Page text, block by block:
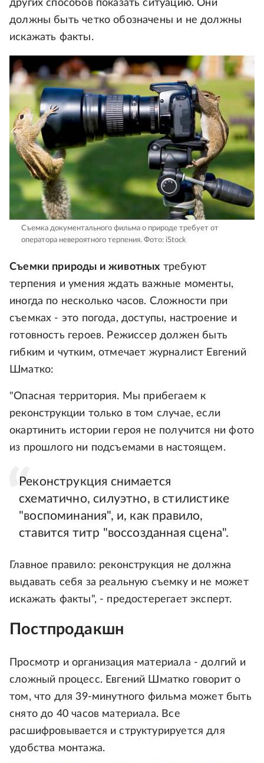
других способов показать ситуацию. Они
должны быть четко обозначены и не должны
искажать факты.
Съемка документального фильма о природе требует от
оператора невероятного терпения. Фото: iStock
Съемки природы и животных требуют
терпения и умения ждать важные моменты,
иногда по несколько часов. Сложности при
съемках - это погода, доступы, настроение и
готовность героев. Режиссер должен быть
гибким и чутким, отмечает журналист Евгений
Шматко:
"Опасная территория. Мы прибегаем к
реконструкции только в том случае, если
окартинить истории героя не получится ни фото
из прошлого ни подсъемами в настоящем.
Реконструкция снимается
схематично, силуэтно, в стилистике
"воспоминания", и, как правило,
ставится титр "воссозданная сцена".
Главное правило: реконструкция не должна
выдавать себя за реальную съемку и не может
искажать факты", - предостерегает эксперт.
Постпродакшн
Просмотр и организация материала - долгий и
сложный процесс. Евгений Шматко говорит о
том, что для 39-минутного фильма может быть
снято до 40 часов материала. Все
расшифровывается и структурируется для
удобства монтажа.